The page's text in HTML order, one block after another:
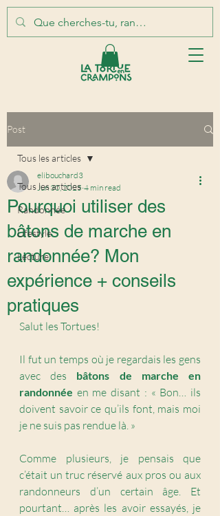
Post
Tous les articles
Randonnée
Lifestyle
Lecture
Tous les articles
Pourquoi utiliser des
bâtons de marche en
randonnée? Mon
expérience + conseils
pratiques
elibouchard3
Jun 30, 2025 4 min read
Salut les Tortues!
Il fut un temps où je regardais les gens
avec des bâtons de marche en
randonnée en me disant : « Bon… ils
doivent savoir ce qu’ils font, mais moi
je ne suis pas rendue là. »
Comme plusieurs, je pensais que
c’était un truc réservé aux pros ou aux
randonneurs d’un certain âge. Et
pourtant… après les avoir essayés, je